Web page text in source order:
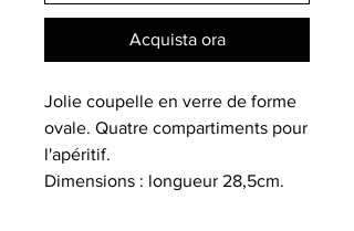
Acquista ora
Jolie coupelle en verre de forme
ovale. Quatre compartiments pour
l'apéritif.
Dimensions : longueur 28,5cm.